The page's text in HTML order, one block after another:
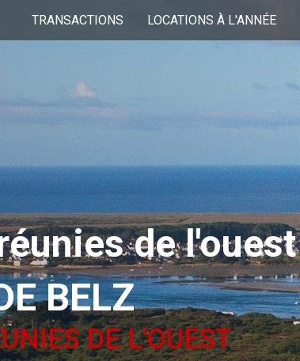
TRANSACTIONS LOCATIONS À L'ANNÉE
de l'ouest
BELZ
DE L'OUEST